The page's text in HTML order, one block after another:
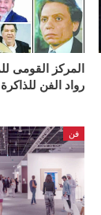
المركز القومى
رواد الفن للذاكرة
فن